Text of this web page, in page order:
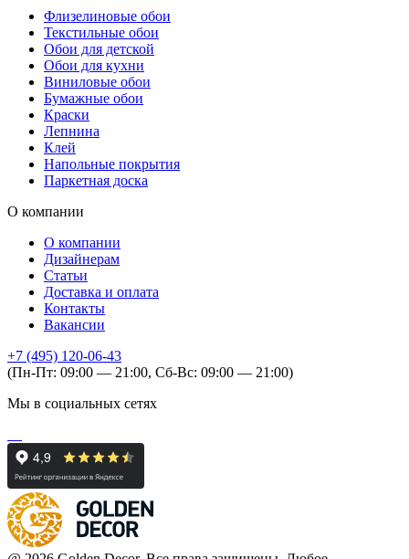
Флизелиновые обои
Текстильные обои
Обои для детской
Обои для кухни
Виниловые обои
Бумажные обои
Краски
Лепнина
Клей
Напольные покрытия
Паркетная доска
О компании
О компании
Дизайнерам
Статьи
Доставка и оплата
Контакты
Вакансии
+7 (495) 120-06-43
(Пн-Пт: 09:00 — 21:00, Сб-Вс: 09:00 — 21:00)
Мы в социальных сетях